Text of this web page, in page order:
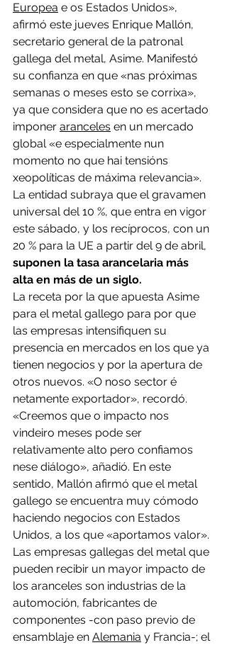
Europea e os Estados Unidos»,
afirmó este jueves Enrique Mallón,
secretario general de la patronal
gallega del metal, Asime. Manifestó
su confianza en que «nas próximas
semanas o meses esto se corrixa»,
ya que considera que no es acertado
imponer aranceles en un mercado
global «e especialmente nun
momento no que hai tensións
xeopolíticas de máxima relevancia».
La entidad subraya que el gravamen
universal del 10 %, que entra en vigor
este sábado, y los recíprocos, con un
20 % para la UE a partir del 9 de abril,
suponen la tasa arancelaria más
alta en más de un siglo.
La receta por la que apuesta Asime
para el metal gallego para por que
las empresas intensifiquen su
presencia en mercados en los que ya
tienen negocios y por la apertura de
otros nuevos. «O noso sector é
netamente exportador», recordó.
«Creemos que o impacto nos
vindeiro meses pode ser
relativamente alto pero confiamos
nese diálogo», añadió. En este
sentido, Mallón afirmó que el metal
gallego se encuentra muy cómodo
haciendo negocios con Estados
Unidos, a los que «aportamos valor».
Las empresas gallegas del metal que
pueden recibir un mayor impacto de
los aranceles son industrias de la
automoción, fabricantes de
componentes -con paso previo de
ensamblaje en Alemania y Francia-; el